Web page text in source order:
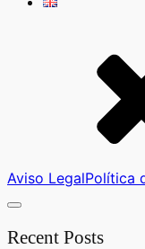
Aviso LegalPolítica
Recent Posts